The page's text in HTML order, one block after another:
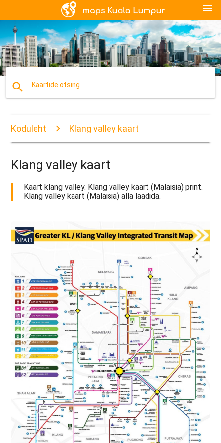
menu
search Kaartide otsing
Koduleht Klang valley kaart
Klang valley kaart
Kaart klang valley. Klang valley kaart (Malaisia) print.
Klang valley kaart (Malaisia) alla laadida.